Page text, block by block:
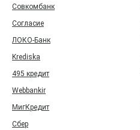
Совкомбанк
Согласие
ЛОКО-Банк
Krediska
495 кредит
Webbankir
МигКредит
Сбер